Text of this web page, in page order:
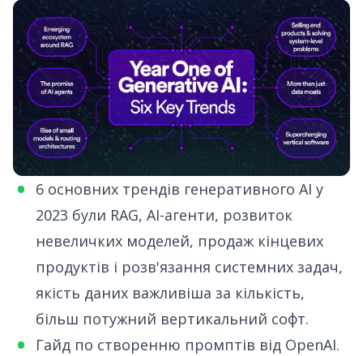
6 основних трендів генеративного AI у
2023 були RAG, AI-агенти, розвиток
невеличких моделей, продаж кінцевих
продуктів і розв'язання системних задач,
якість даних важливіша за кількість,
більш потужний вертикальний софт.
Гайд по створенню промптів від OpenAI.